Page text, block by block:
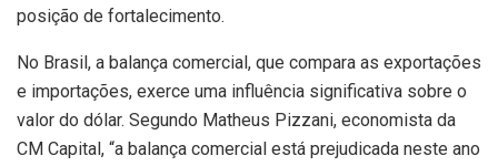
posição de fortalecimento.
No Brasil, a balança comercial, que compara as exportações
e importações, exerce uma influência significativa sobre o
valor do dólar. Segundo Matheus Pizzani, economista da
CM Capital, “a balança comercial está prejudicada neste ano